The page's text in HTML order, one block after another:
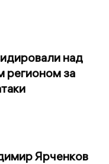
над
регионом за
Ярченков